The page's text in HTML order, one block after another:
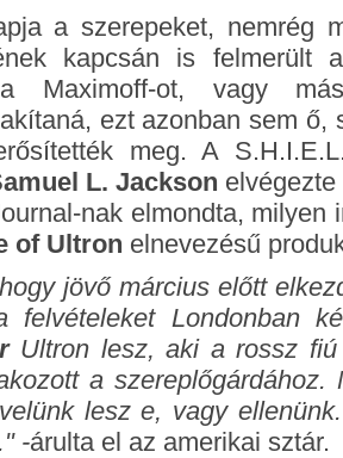
a szerepeket, nemrég
kapcsán is felmerült
Maximoff-ot, vagy
ezt azonban sem ő,
meg. A
L. Jackson
nak elmondta, milyen
of Ultron elnevezésű
jövő március előtt
felvételeket Londonban
Ultron lesz, aki a rossz
a szereplőgárdához.
lesz e, vagy
-árulta el az amerikai sztár.